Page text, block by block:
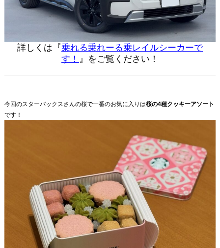
詳しくは『乗れる乗れーる乗レイルシーカーで
す！ 』をご覧ください！
今回のスターバックスさんの桜で一番のお気に入りは桜の4種クッキーアソート
です！